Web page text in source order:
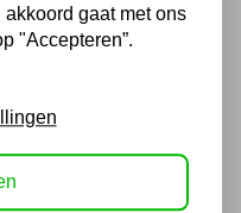
Voor
- DRY85 1400
BTW
gaat met ons
"Accepteren”.